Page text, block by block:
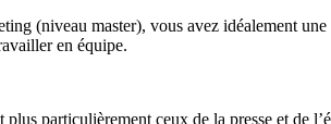
(niveau master), vous avez idéalement
en équipe.
plus particulièrement ceux de la presse et de